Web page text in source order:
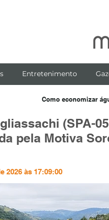
Entretenimento
Como economizar
(SPA-
pela Motiva
2026 às 17:09:00